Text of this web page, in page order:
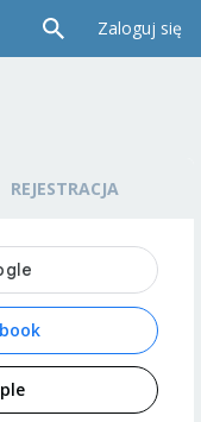
Zaloguj się
REJESTRACJA